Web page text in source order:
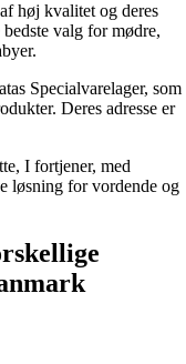
høj kvalitet og deres
valg for mødre,
Specialvarelager, som
Deres adresse er
I fortjener, med
løsning for vordende og